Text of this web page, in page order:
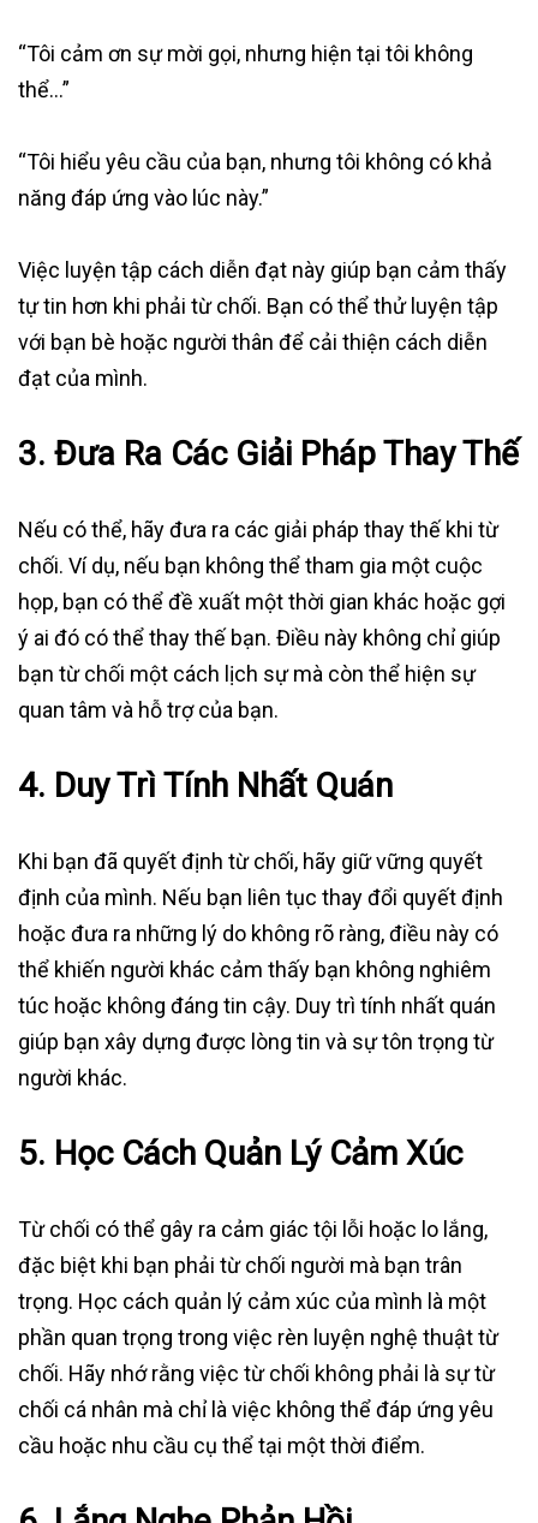
“Tôi cảm ơn sự mời gọi, nhưng hiện tại tôi không
thể…”
“Tôi hiểu yêu cầu của bạn, nhưng tôi không có khả
năng đáp ứng vào lúc này.”
Việc luyện tập cách diễn đạt này giúp bạn cảm thấy
tự tin hơn khi phải từ chối. Bạn có thể thử luyện tập
với bạn bè hoặc người thân để cải thiện cách diễn
đạt của mình.
3. Đưa Ra Các Giải Pháp Thay Thế
Nếu có thể, hãy đưa ra các giải pháp thay thế khi từ
chối. Ví dụ, nếu bạn không thể tham gia một cuộc
họp, bạn có thể đề xuất một thời gian khác hoặc gợi
ý ai đó có thể thay thế bạn. Điều này không chỉ giúp
bạn từ chối một cách lịch sự mà còn thể hiện sự
quan tâm và hỗ trợ của bạn.
4. Duy Trì Tính Nhất Quán
Khi bạn đã quyết định từ chối, hãy giữ vững quyết
định của mình. Nếu bạn liên tục thay đổi quyết định
hoặc đưa ra những lý do không rõ ràng, điều này có
thể khiến người khác cảm thấy bạn không nghiêm
túc hoặc không đáng tin cậy. Duy trì tính nhất quán
giúp bạn xây dựng được lòng tin và sự tôn trọng từ
người khác.
5. Học Cách Quản Lý Cảm Xúc
Từ chối có thể gây ra cảm giác tội lỗi hoặc lo lắng,
đặc biệt khi bạn phải từ chối người mà bạn trân
trọng. Học cách quản lý cảm xúc của mình là một
phần quan trọng trong việc rèn luyện nghệ thuật từ
chối. Hãy nhớ rằng việc từ chối không phải là sự từ
chối cá nhân mà chỉ là việc không thể đáp ứng yêu
cầu hoặc nhu cầu cụ thể tại một thời điểm.